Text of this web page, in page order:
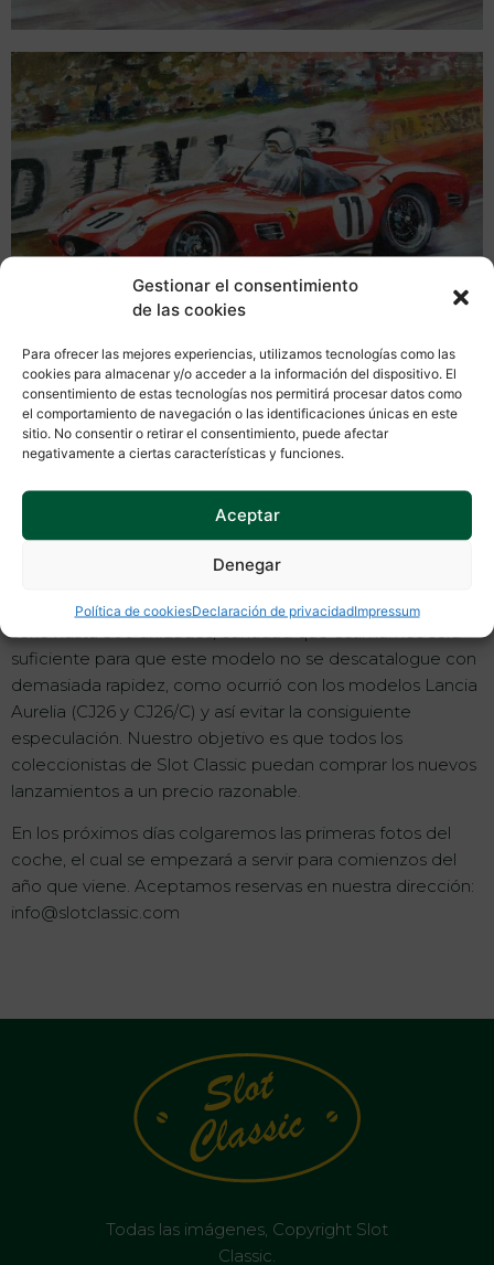
Gestionar el consentimiento
de las cookies
Para ofrecer las mejores experiencias, utilizamos tecnologías como las
cookies para almacenar y/o acceder a la información del dispositivo. El
consentimiento de estas tecnologías nos permitirá procesar datos como
el comportamiento de navegación o las identificaciones únicas en este
sitio. No consentir o retirar el consentimiento, puede afectar
negativamente a ciertas características y funciones.
Aceptar
Denegar
Política de cookiesDeclaración de privacidadImpressum
Nos gustaría anunciar que ya tenemos casi lista nuestra
próxima referencia, el CJ27, modelo totalmente nuevo. Se
trata del Ferrari TR 59/60, vencedor de las 24 Horas de Le
Mans de 1960, conducido por Gendebien/Paul Frere y con
ilustración de Diego Serrano, que acompañará la caja del
coche.
Dada la alta demanda que existe hacia los modelos de
nuestra marca, hemos tomado la decisión de aumentar la
suficiente para que este modelo no se descatalogue con
demasiada rapidez, como ocurrió con los modelos Lancia
Aurelia (CJ26 y CJ26/C) y así evitar la consiguiente
especulación. Nuestro objetivo es que todos los
coleccionistas de Slot Classic puedan comprar los nuevos
lanzamientos a un precio razonable.
En los próximos días colgaremos las primeras fotos del
coche, el cual se empezará a servir para comienzos del
año que viene. Aceptamos reservas en nuestra dirección:
info@slotclassic.com
Todas las imágenes, Copyright Slot
Classic.